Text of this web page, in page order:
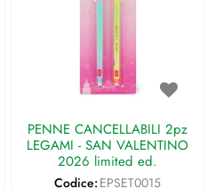
PENNE CANCELLABILI 2pz
LEGAMI - SAN VALENTINO
2026 limited ed.
Codice: EPSET0015